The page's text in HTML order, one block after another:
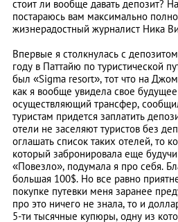
стоит ли вообще давать депозит?
постараюсь вам максимально
жизнерадостный журналист Ника
Впервые я столкнулась с
году в Паттайю по туристической
был «Sigma resort», тот что на
как я вообще увидела свое
осуществляющий трансфер,
туристам придется заплатить
отели не заселяют туристов без
оглашать список таких отелей, то
который забронировала еще
«Повезло», подумала я про себя.
большая 100$. Но все равно
покупке путевки меня заранее
про это ничего не знала, то и
5-ти тысячные купюры, одну из